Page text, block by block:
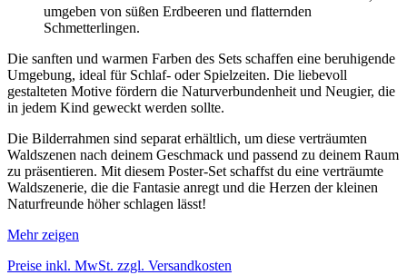
umgeben von süßen Erdbeeren und flatternden
Schmetterlingen.
Die sanften und warmen Farben des Sets schaffen eine beruhigende
Umgebung, ideal für Schlaf- oder Spielzeiten. Die liebevoll
gestalteten Motive fördern die Naturverbundenheit und Neugier, die
in jedem Kind geweckt werden sollte.
Die Bilderrahmen sind separat erhältlich, um diese verträumten
Waldszenen nach deinem Geschmack und passend zu deinem Raum
zu präsentieren. Mit diesem Poster-Set schaffst du eine verträumte
Waldszenerie, die die Fantasie anregt und die Herzen der kleinen
Naturfreunde höher schlagen lässt!
Mehr zeigen
Preise inkl. MwSt. zzgl. Versandkosten